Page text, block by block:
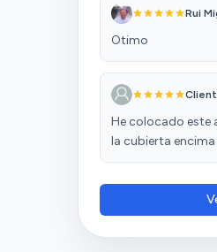
Rui
Otimo
He colocado este
la cubierta